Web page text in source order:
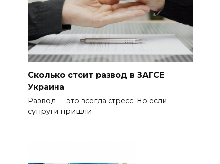
Сколько стоит развод в ЗАГСЕ
Украина
Развод — это всегда стресс. Но если
супруги пришли